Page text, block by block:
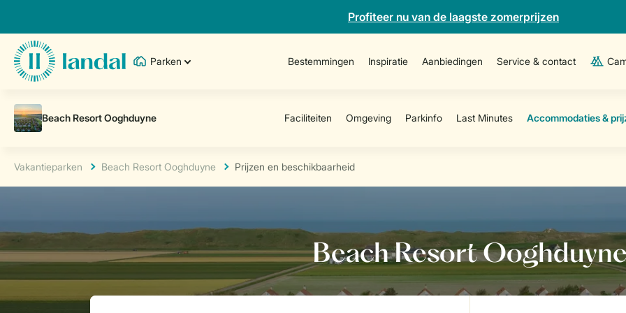
Profiteer nu van de laagste zomerprijzen
Parken Bestemmingen Inspiratie Aanbiedingen Service & contact
Vakantieparken Beach Resort Ooghduyne Prijzen en beschikbaarheid